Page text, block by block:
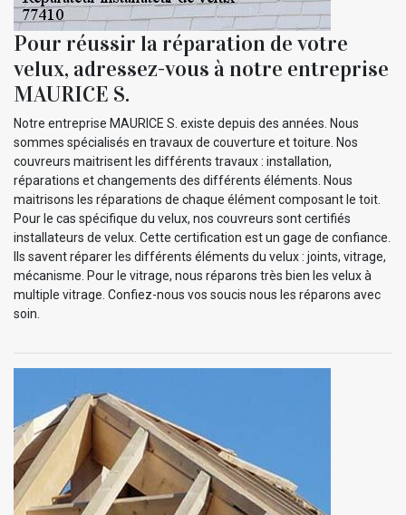
Pour réussir la réparation de votre
velux, adressez-vous à notre entreprise
MAURICE S.
Notre entreprise MAURICE S. existe depuis des années. Nous
sommes spécialisés en travaux de couverture et toiture. Nos
couvreurs maitrisent les différents travaux : installation,
réparations et changements des différents éléments. Nous
maitrisons les réparations de chaque élément composant le toit.
Pour le cas spécifique du velux, nos couvreurs sont certifiés
installateurs de velux. Cette certification est un gage de confiance.
Ils savent réparer les différents éléments du velux : joints, vitrage,
mécanisme. Pour le vitrage, nous réparons très bien les velux à
multiple vitrage. Confiez-nous vos soucis nous les réparons avec
soin.